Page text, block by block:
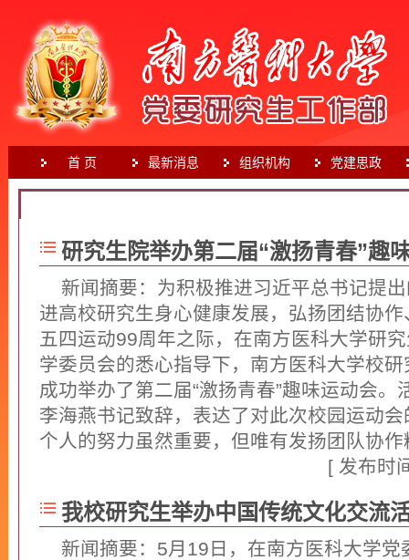
首 页 最新消息 组织机构 党建思政
研究生院举办第二届“激扬青春”趣
新闻摘要：为积极推进习近平总书记提
进高校研究生身心健康发展，弘扬团结协
五四运动99周年之际，在南方医科大学研
学委员会的悉心指导下，南方医科大学校
成功举办了第二届“激扬青春”趣味运动会
李海燕书记致辞，表达了对此次校园运动
个人的努力虽然重要，但唯有发扬团队协作
[ 发布时
我校研究生举办中国传统文化交流
新闻摘要：5月19日，在南方医科大学